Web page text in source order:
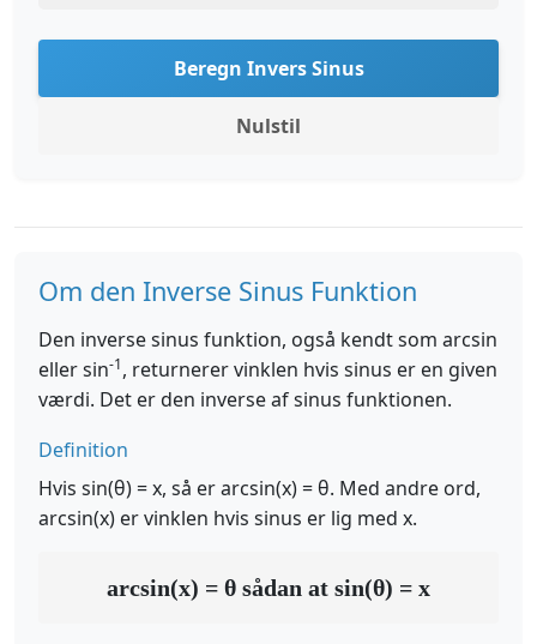
Beregn Invers Sinus
Nulstil
Om den Inverse Sinus Funktion
Den inverse sinus funktion, også kendt som arcsin
eller sin-1, returnerer vinklen hvis sinus er en given
værdi. Det er den inverse af sinus funktionen.
Definition
Hvis sin(θ) = x, så er arcsin(x) = θ. Med andre ord,
arcsin(x) er vinklen hvis sinus er lig med x.
arcsin(x) = θ sådan at sin(θ) = x